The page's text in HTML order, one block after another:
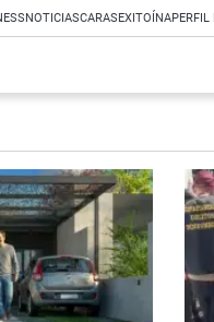
NOTICIASCARASEXITOÍNAPERFIL